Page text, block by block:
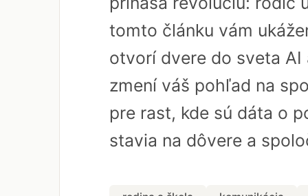
tomto článku vám
otvorí dvere do sveta
zmení váš pohľad na
pre rast, kde sú dáta o
stavia na dôvere a